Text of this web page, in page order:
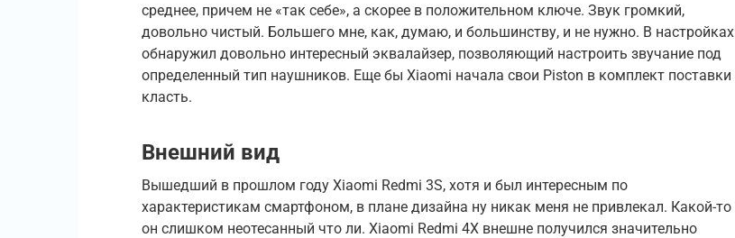
среднее, причем не «так себе», а скорее в положительном ключе. Звук громкий,
довольно чистый. Большего мне, как, думаю, и большинству, и не нужно. В настройках
обнаружил довольно интересный эквалайзер, позволяющий настроить звучание под
определенный тип наушников. Еще бы Xiaomi начала свои Piston в комплект поставки
класть.
Внешний вид
Вышедший в прошлом году Xiaomi Redmi 3S, хотя и был интересным по
характеристикам смартфоном, в плане дизайна ну никак меня не привлекал. Какой-то
он слишком неотесанный что ли. Xiaomi Redmi 4X внешне получился значительно